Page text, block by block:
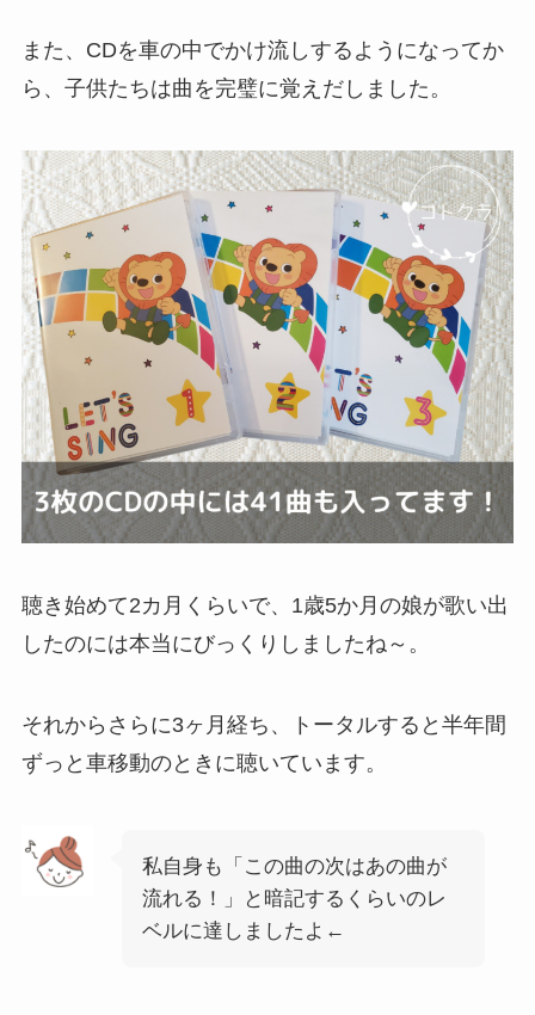
また、CDを車の中でかけ流しするようになってか
ら、子供たちは曲を完璧に覚えだしました。
聴き始めて2カ月くらいで、1歳5か月の娘が歌い出
したのには本当にびっくりしましたね～。
それからさらに3ヶ月経ち、トータルすると半年間
ずっと車移動のときに聴いています。
私自身も「この曲の次はあの曲が
流れる！」と暗記するくらいのレ
ベルに達しましたよ←